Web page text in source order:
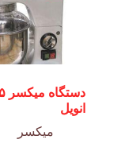
انویل
میکسر